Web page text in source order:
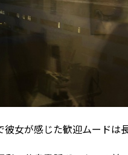
彼女が感じた歓迎ムードは